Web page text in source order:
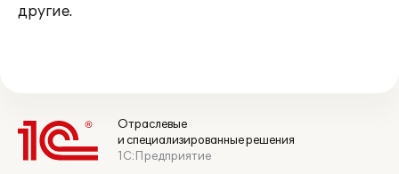
другие.
Отраслевые
и специализированные решения
1С:Предприятие